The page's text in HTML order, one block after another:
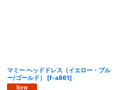
マミー ヘッドドレス（イエロー・ブル
ー/ゴールド）
[f-a861]